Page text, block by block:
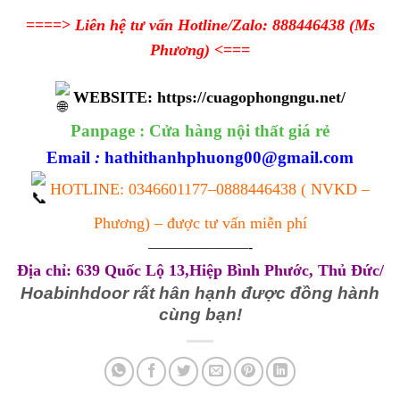
====> Liên hệ tư vấn Hotline/Zalo: 888446438(Ms
Phương) <===
WEBSITE: https://cuagophongngu.net/
Panpage : Cửa hàng nội thất giá rẻ
Email : hathithanhphuong00@gmail.com
HOTLINE: 0346601177–0888446438( NVKD –
Phương) – được tư vấn miễn phí
———————-
Địa chỉ: 639 Quốc Lộ 13,Hiệp Bình Phước, Thủ Đức/
Hoabinhdoor rất hân hạnh được đồng hành
cùng bạn!